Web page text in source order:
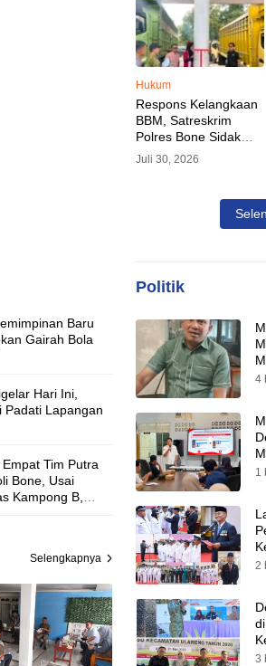
Baru
Gairah Bola
Hari Ini,
Padati Lapangan
Tim Putra
Bone, Usai
Kampong B,
Selengkapnya
Hukum
Respons Kelangkaan
BBM, Satreskrim
Polres Bone Sidak
SPBU dan Pangkalan
LPG, AKP Alvin Aji
SPBU Agar Distribusi
BBM Tepat Sasaran
Juli 30, 2026
Politik
4
1
2
3